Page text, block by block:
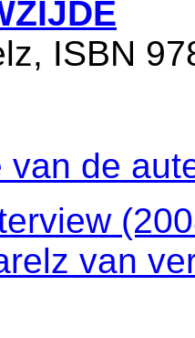
ISBN
van de
van